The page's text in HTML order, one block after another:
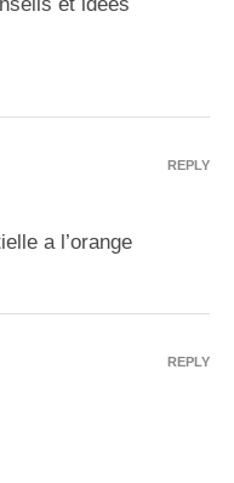
a l’orange
REPLY
REPLY